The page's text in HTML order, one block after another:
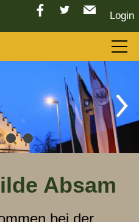
Login
Aktuelles
LGC 2026
Absam
bei der